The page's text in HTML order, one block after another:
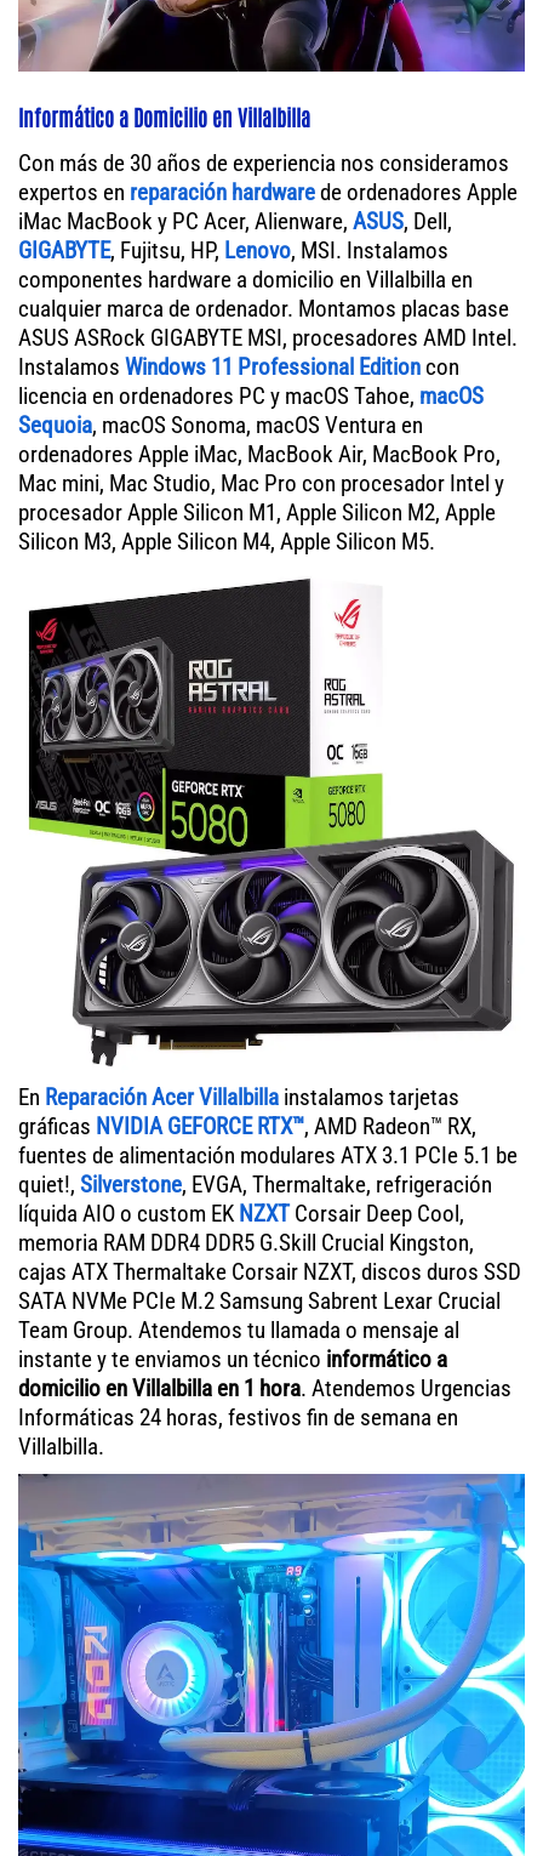
Informático a Domicilio en Villalbilla
Con más de 30 años de experiencia nos consideramos
expertos en reparación hardwarede ordenadores Apple
iMac MacBook y PC Acer, Alienware, ASUS, Dell,
GIGABYTE, Fujitsu, HP, Lenovo, MSI. Instalamos
componentes hardware a domicilio en Villalbilla en
cualquier marca de ordenador. Montamos placas base
ASUS ASRock GIGABYTE MSI, procesadores AMD Intel.
Instalamos Windows 11 Professional Edition con
licencia en ordenadores PC y macOS Tahoe, macOS
Sequoia, macOS Sonoma, macOS Ventura en
ordenadores Apple iMac, MacBook Air, MacBook Pro,
Mac mini, Mac Studio, Mac Pro con procesador Intel y
procesador Apple Silicon M1, Apple Silicon M2, Apple
Silicon M3, Apple Silicon M4, Apple Silicon M5.
En Reparación Acer Villalbilla instalamos tarjetas
gráficas NVIDIA GEFORCE RTX™, AMD Radeon™ RX,
fuentes de alimentación modulares ATX 3.1 PCIe 5.1 be
quiet!, Silverstone, EVGA, Thermaltake, refrigeración
líquida AIO o custom EK NZXTCorsair Deep Cool,
memoria RAM DDR4 DDR5 G.Skill Crucial Kingston,
cajas ATX Thermaltake Corsair NZXT, discos duros SSD
SATA NVMe PCIe M.2 Samsung Sabrent Lexar Crucial
Team Group. Atendemos tu llamada o mensaje al
instante y te enviamos un técnico informático a
domicilio en Villalbilla en 1 hora. Atendemos Urgencias
Informáticas 24 horas, festivos fin de semana en
Villalbilla.